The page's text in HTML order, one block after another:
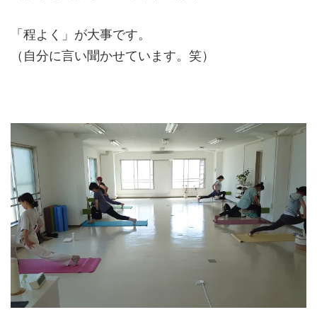
「程よく」が大事です。
（自分に言い聞かせています。笑）